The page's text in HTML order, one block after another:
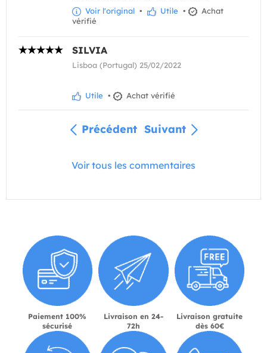
Voir l'original • Utile •
Achat
vérifié
SILVIA
Lisboa (Portugal) 25/02/2022
Utile • Achat vérifié
Précédent Suivant
Voir tous les commentaires
Paiement 100%
sécurisé
Livraison en 24-
72h
Livraison gratuite
dès 60€